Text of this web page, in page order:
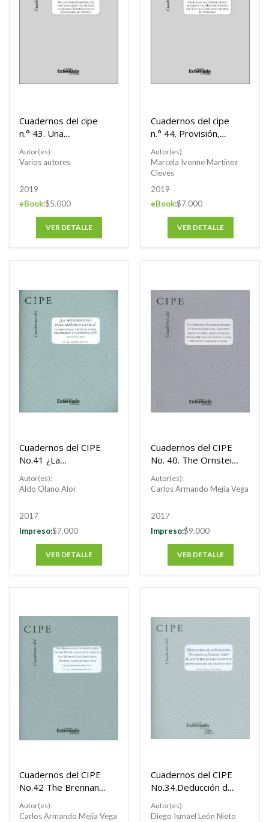
Cuadernos del cipe
n.° 43. Una
conceptual para el
funcionalidad de los
procedimientos
Autor(es):
Varios autores
2019
eBook:$5.000
VER DETALLE
Cuadernos del cipe
n.° 44. Provisión,
financiación de
bienes públicos
Autor(es):
Marcela Ivonne Martínez
Cleves
2019
eBook:$7.000
VER DETALLE
Cuadernos del CIPE
No.41 ¿La
modernidad para
América Latina?
Autor(es):
Aldo Olano Alor
2017
Impreso:$7.000
VER DETALLE
Cuadernos del CIPE
No. 40. The Ornstein
- Uhlenbeck process.
An introduction for
modelling with
Autor(es):
Carlos Armando Mejía Vega
2017
Impreso:$9.000
VER DETALLE
Cuadernos del CIPE
No.42 The Brennan
Autor(es):
Carlos Armando Mejía Vega
Cuadernos del CIPE
No.34.Deducción de
diferencial parcial
Autor(es):
Diego Ismael León Nieto